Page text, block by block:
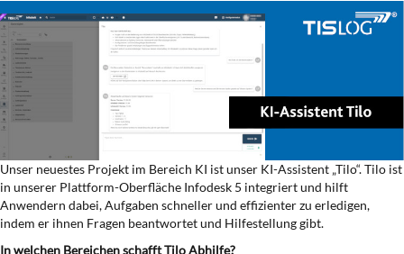
Unser neuestes Projekt im Bereich KI ist unser KI-Assistent „Tilo“. Tilo ist
in unserer Plattform-Oberfläche Infodesk 5 integriert und hilft
Anwendern dabei, Aufgaben schneller und effizienter zu erledigen,
indem er ihnen Fragen beantwortet und Hilfestellung gibt.
In welchen Bereichen schafft Tilo Abhilfe?